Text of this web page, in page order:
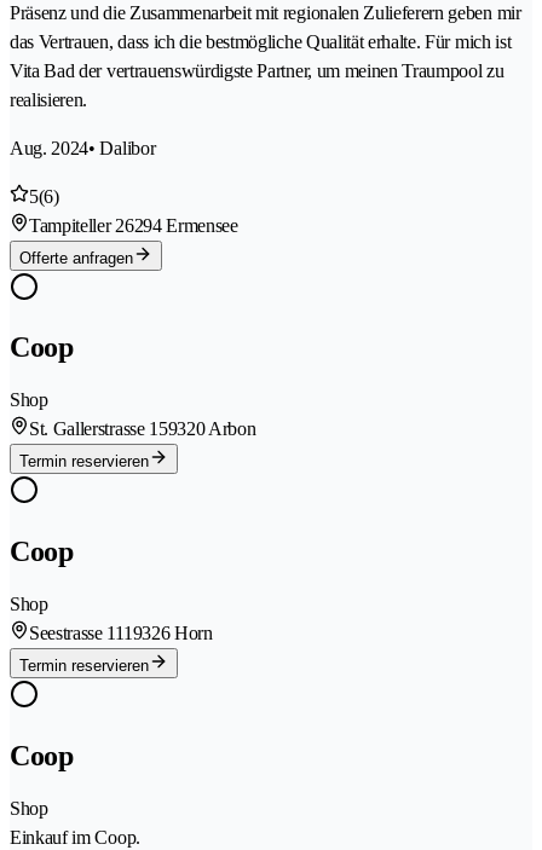
Präsenz und die Zusammenarbeit mit regionalen Zulieferern geben mir
das Vertrauen, dass ich die bestmögliche Qualität erhalte. Für mich ist
Vita Bad der vertrauenswürdigste Partner, um meinen Traumpool zu
realisieren.
Aug. 2024• Dalibor
5(6)
Tampiteller 26294 Ermensee
Offerte anfragen
Coop
Shop
St. Gallerstrasse 159320 Arbon
Termin reservieren
Coop
Shop
Seestrasse 1119326 Horn
Termin reservieren
Coop
Shop
Einkauf im Coop.